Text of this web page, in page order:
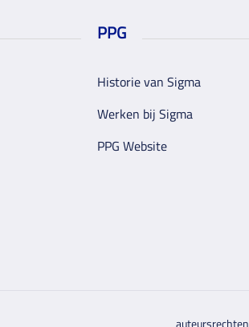
PPG
Historie van Sigma
Werken bij Sigma
PPG Website
auteursrechten